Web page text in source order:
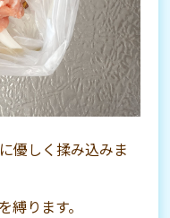
優しく揉み込みま
ります。